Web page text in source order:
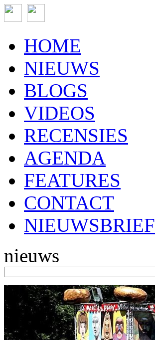
HOME
NIEUWS
BLOGS
VIDEOS
RECENSIES
AGENDA
FEATURES
CONTACT
NIEUWSBRIEF
nieuws